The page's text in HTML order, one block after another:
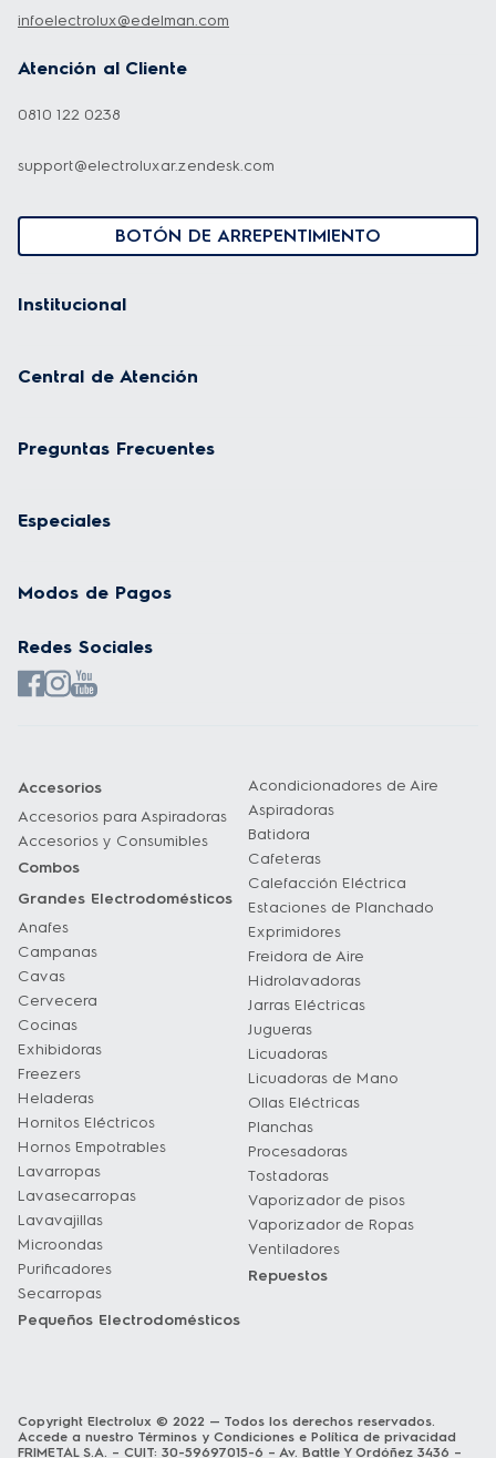
infoelectrolux@edelman.com
Atención al Cliente
0810 122 0238
support@electroluxar.zendesk.com
BOTÓN DE ARREPENTIMIENTO
Institucional
Central de Atención
Preguntas Frecuentes
Especiales
Modos de Pagos
Redes Sociales
Accesorios
Accesorios para Aspiradoras
Accesorios y Consumibles
Combos
Grandes Electrodomésticos
Anafes
Campanas
Cavas
Cervecera
Cocinas
Exhibidoras
Freezers
Heladeras
Hornitos Eléctricos
Hornos Empotrables
Lavarropas
Lavasecarropas
Lavavajillas
Microondas
Purificadores
Secarropas
Pequeños Electrodomésticos
Acondicionadores de Aire
Aspiradoras
Batidora
Cafeteras
Calefacción Eléctrica
Estaciones de Planchado
Exprimidores
Freidora de Aire
Hidrolavadoras
Jarras Eléctricas
Jugueras
Licuadoras
Licuadoras de Mano
Ollas Eléctricas
Planchas
Procesadoras
Tostadoras
Vaporizador de pisos
Vaporizador de Ropas
Ventiladores
Repuestos
Copyright Electrolux © 2022 — Todos los derechos reservados.
Accede a nuestro Términos y Condiciones e Política de privacidad
FRIMETAL S.A. – CUIT: 30-59697015-6 – Av. Battle Y Ordóñez 3436 –